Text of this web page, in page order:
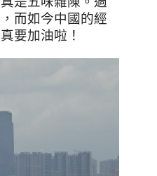
而如今中國的經
要加油啦！